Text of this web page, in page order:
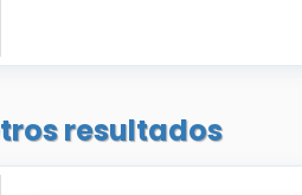
resultados